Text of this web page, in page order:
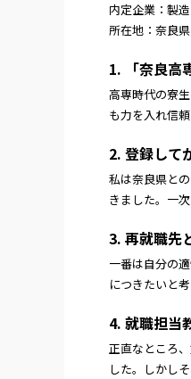
内定企業：製
所在地：奈良県
1. 「奈良高
高専時代の寮
も力を入れ信
2. 登録して
私は奈良県と
きました。一
3. 再就職先
一番は自分の
につきたいと
4. 就職担当
正直なところ
した。しかし